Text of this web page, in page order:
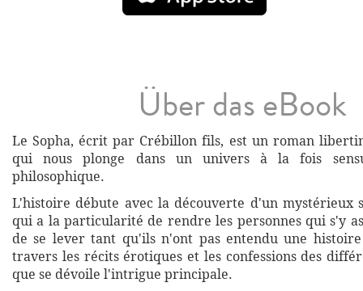
Über das eBook
Le Sopha, écrit par Crébillon fils, est un roman
qui nous plonge dans un univers à la fois
philosophique.
L'histoire débute avec la découverte d'un mystérieux
qui a la particularité de rendre les personnes qui s'y
de se lever tant qu'ils n'ont pas entendu une
travers les récits érotiques et les confessions des
que se dévoile l'intrigue principale.